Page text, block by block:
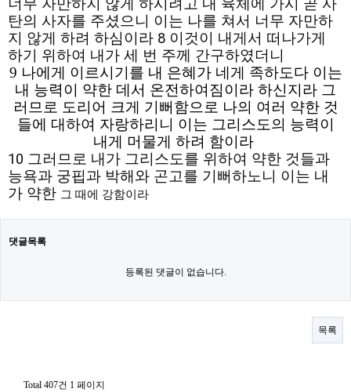
너무 자만하지 않게 하시려고 내 육체에 가시 곧 사
탄의 사자를 주셨으니 이는 나를 쳐서 너무 자만하
지 않게 하려 하심이라 8 이것이 내게서 떠나가게
하기 위하여 내가 세 번 주께 간구하였더니
9 나에게 이르시기를 내 은혜가 네게 족하도다 이는
내 능력이 약한 데서 온전하여짐이라 하신지라 그
러므로 도리어 크게 기뻐함으로 나의 여러 약한 것
들에 대하여 자랑하리니 이는 그리스도의 능력이
내게 머물게 하려 함이라
10 그러므로 내가 그리스도를 위하여 약한 것들과
능욕과 궁핍과 박해와 곤고를 기뻐하노니 이는 내
가 약한 그 때에 강함이라
댓글목록
등록된 댓글이 없습니다.
목록
Total 407건 1 페이지